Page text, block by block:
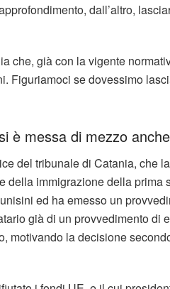
dall’altro,
che, già con la vigente
Figuriamoci se dovessimo
è messa di mezzo
del tribunale di Catania, che
della immigrazione della prima
ed ha emesso un
già di un provvedimento di
motivando la decisione